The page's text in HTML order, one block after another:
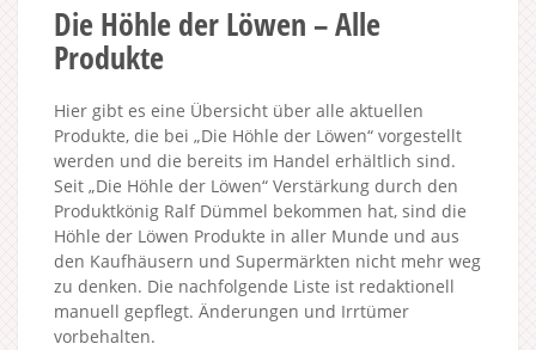
Die Höhle der Löwen – Alle
Produkte
Hier gibt es eine Übersicht über alle aktuellen
Produkte, die bei „Die Höhle der Löwen“ vorgestellt
werden und die bereits im Handel erhältlich sind.
Seit „Die Höhle der Löwen“ Verstärkung durch den
Produktkönig Ralf Dümmel bekommen hat, sind die
Höhle der Löwen Produkte in aller Munde und aus
den Kaufhäusern und Supermärkten nicht mehr weg
zu denken. Die nachfolgende Liste ist redaktionell
manuell gepflegt. Änderungen und Irrtümer
vorbehalten.